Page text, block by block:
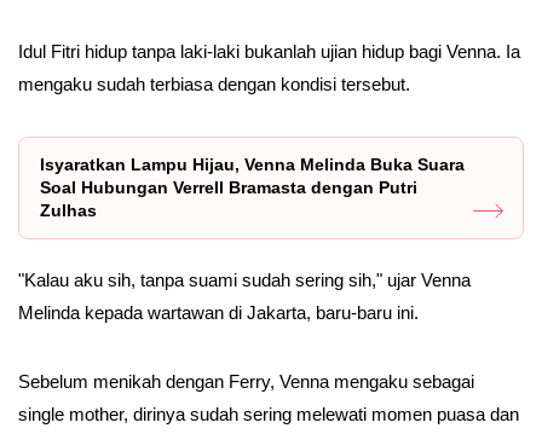
Idul Fitri hidup tanpa laki-laki bukanlah ujian hidup bagi Venna. Ia
mengaku sudah terbiasa dengan kondisi tersebut.
Isyaratkan Lampu Hijau, Venna Melinda Buka Suara
Soal Hubungan Verrell Bramasta dengan Putri
Zulhas
"Kalau aku sih, tanpa suami sudah sering sih," ujar Venna
Melinda kepada wartawan di Jakarta, baru-baru ini.
Sebelum menikah dengan Ferry, Venna mengaku sebagai
single mother, dirinya sudah sering melewati momen puasa dan